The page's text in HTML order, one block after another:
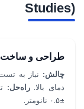
Studies)
طراحی و ساخت
چالش: نیاز به
دمای بالا.راه‌حل:
±۰.۵ نانومتر.